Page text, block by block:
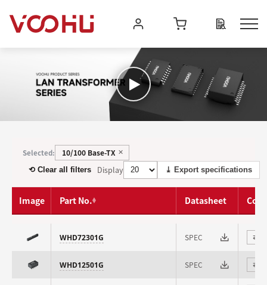
Selected: 10/100 Base-TX ✕
⟲ Clear all filters Display ⤓ Export specifications
Image Part No. Datasheet
WHD72301G SPEC ⇄
WHD12501G SPEC ⇄